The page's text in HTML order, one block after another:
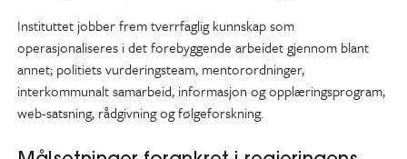
Instituttet jobber frem tverrfaglig kunnskap som
operasjonaliseres i det forebyggende arbeidet gjennom blant
annet; politiets vurderingsteam, mentorordninger,
interkommunalt samarbeid, informasjon og opplæringsprogram,
web-satsning, rådgivning og følgeforskning.